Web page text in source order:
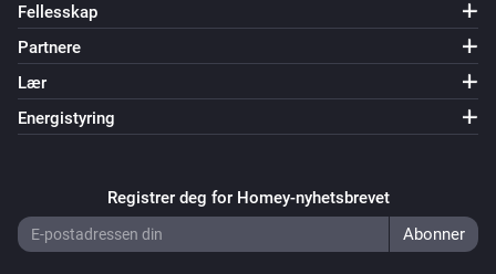
Fellesskap
Partnere
Lær
Energistyring
Registrer deg for Homey-nyhetsbrevet